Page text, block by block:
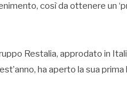
così da ottenere un
Restalia, approdato in
ha aperto la sua